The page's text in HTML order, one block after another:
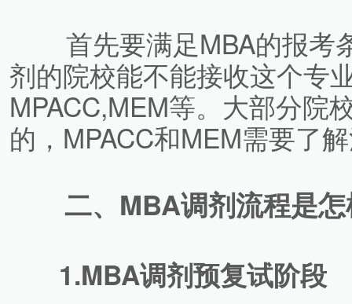
首先要满足MBA的报考
剂的院校能不能接收这个专
MPACC,MEM等。大部分院
的，MPACC和MEM需要了
二、MBA调剂流程是
1.MBA调剂预复试阶段